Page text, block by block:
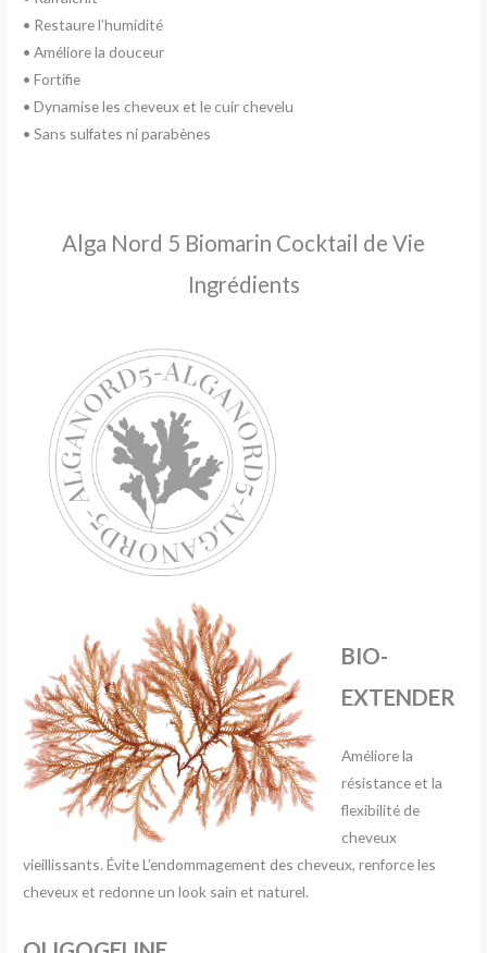
• Restaure l’humidité
• Améliore la douceur
• Fortifie
• Dynamise les cheveux et le cuir chevelu
• Sans sulfates ni parabènes
Alga Nord 5 Biomarin Cocktail de Vie
Ingrédients
BIO-
EXTENDER
Améliore la
résistance et la
flexibilité de
cheveux
vieillissants. Évite L’endommagement des cheveux, renforce les
cheveux et redonne un look sain et naturel.